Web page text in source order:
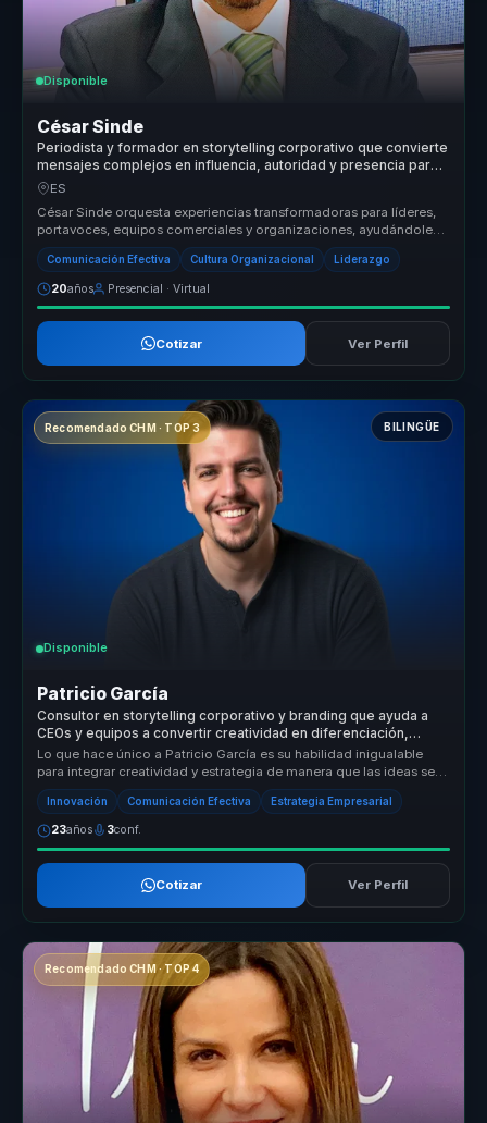
Disponible
César Sinde
Periodista y formador en storytelling corporativo que convierte
mensajes complejos en influencia, autoridad y presencia para
líderes y portavoces.
ES
César Sinde orquesta experiencias transformadoras para líderes,
portavoces, equipos comerciales y organizaciones, ayudándoles
a dejar atr...
Comunicación Efectiva Cultura Organizacional Liderazgo
20años Presencial · Virtual
Cotizar Ver Perfil
Recomendado CHM · TOP 3 BILINGÜE
Disponible
Patricio García
Consultor en storytelling corporativo y branding que ayuda a
CEOs y equipos a convertir creatividad en diferenciación,
experiencia y crecimiento.
Lo que hace único a Patricio García es su habilidad inigualable
para integrar creatividad y estrategia de manera que las ideas se
convier...
Innovación Comunicación Efectiva Estrategia Empresarial
23años 3conf.
Cotizar Ver Perfil
Recomendado CHM · TOP 4